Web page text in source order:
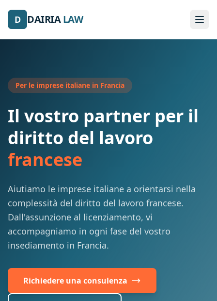
D DAIRIALAW
Per le imprese italiane in Francia
Il vostro partner per il
diritto del lavoro
francese
Aiutiamo le imprese italiane a orientarsi nella
complessità del diritto del lavoro francese.
Dall'assunzione al licenziamento, vi
accompagniamo in ogni fase del vostro
insediamento in Francia.
Richiedere una consulenza